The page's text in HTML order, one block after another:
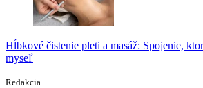
Hĺbkové čistenie pleti a masáž: Spojenie,
myseľ
Redakcia